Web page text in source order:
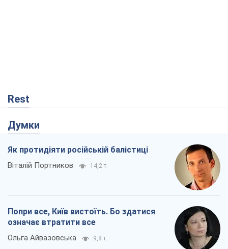
Rest
Думки
Як протидіяти російській балістиці
Віталій Портников 14,2 т.
Попри все, Київ вистоїть. Бо здатися
означає втратити все
Ольга Айвазовська 9,8 т.